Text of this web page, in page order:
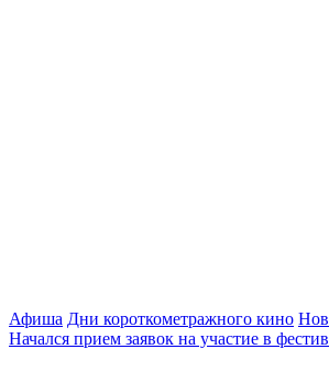
Афиша Дни короткометражного кино
Начался прием заявок на участие в